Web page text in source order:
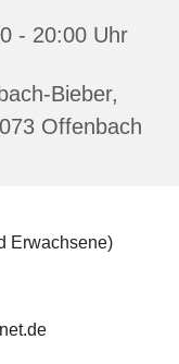
- 20:00 Uhr
Bieber,
Offenbach
Erwachsene)